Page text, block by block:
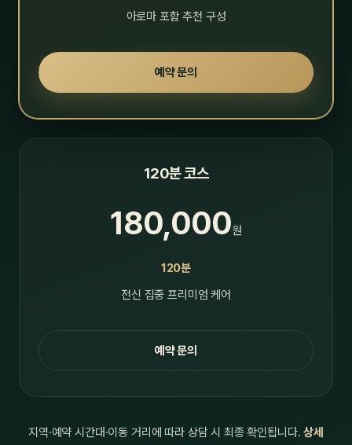
아로마 포함 추천 구성
예약 문의
120분 코스
180,000원
120분
전신 집중 프리미엄 케어
예약 문의
지역·예약 시간대·이동 거리에 따라 상담 시 최종 확인됩니다.상세